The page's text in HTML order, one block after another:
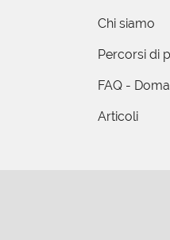
Chi siamo
Percorsi di
FAQ -
Articoli